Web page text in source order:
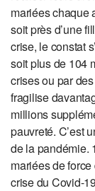
mariées chaque
soit près d’une
crise, le constat
soit plus de 104
crises ou par
fragilise
millions
pauvreté. C’est
de la pandémie.
mariées de
crise du Covid-